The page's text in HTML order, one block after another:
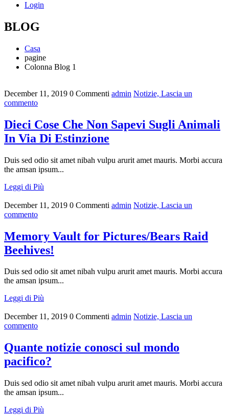
Login
BLOG
Casa
pagine
Colonna Blog 1
December 11, 2019 0 Commenti admin Notizie, Lascia un
commento
Dieci Cose Che Non Sapevi Sugli Animali
In Via Di Estinzione
Duis sed odio sit amet nibah vulpu arurit amet mauris. Morbi accura
the amsan ipsum...
Leggi di Più
December 11, 2019 0 Commenti admin Notizie, Lascia un
commento
Memory Vault for Pictures/Bears Raid
Beehives!
Duis sed odio sit amet nibah vulpu arurit amet mauris. Morbi accura
the amsan ipsum...
Leggi di Più
December 11, 2019 0 Commenti admin Notizie, Lascia un
commento
Quante notizie conosci sul mondo
pacifico?
Duis sed odio sit amet nibah vulpu arurit amet mauris. Morbi accura
the amsan ipsum...
Leggi di Più